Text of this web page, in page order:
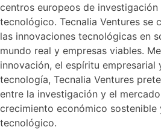
centros europeos de
tecnológico. Tecnalia Ventures se
las innovaciones tecnológicas en
mundo real y empresas viables.
innovación, el espíritu empresarial
tecnología, Tecnalia Ventures
entre la investigación y el
crecimiento económico sostenible
tecnológico.